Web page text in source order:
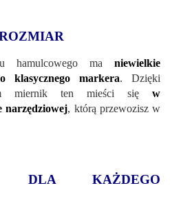
hamulcowego ma niewielkie
klasycznego markera. Dzięki
miernik ten mieści się w
narzędziowej, którą przewozisz w
DLA KAŻDEGO